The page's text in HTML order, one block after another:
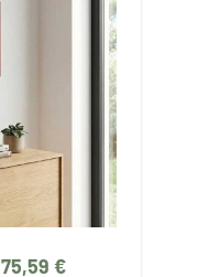
75,59 €